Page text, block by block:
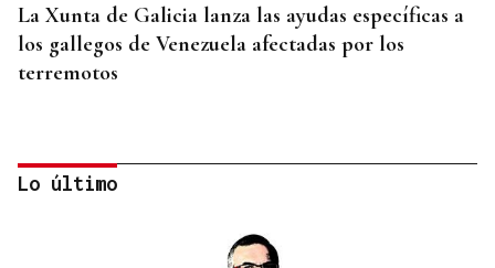
La Xunta de Galicia lanza las ayudas específicas a
los gallegos de Venezuela afectadas por los
terremotos
Lo último